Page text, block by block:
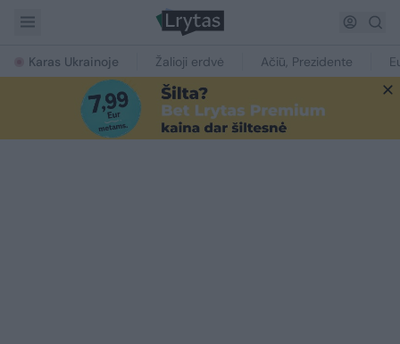
Karas Ukrainoje Žalioji erdvė Ačiū, Prezidente